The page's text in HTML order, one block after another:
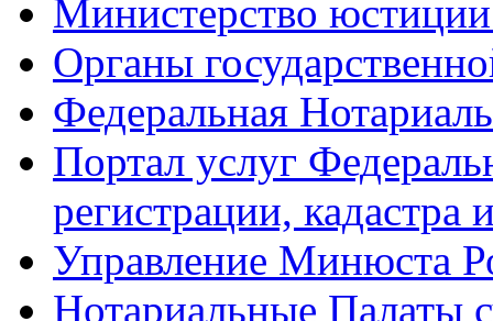
Министерство
Органы
Федеральная
Портал услуг
регистрации, кадастра
Управление Минюста
Нотариальные Палаты